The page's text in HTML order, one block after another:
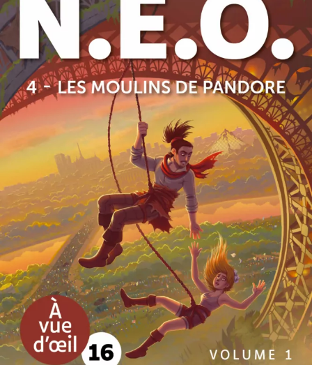
N.É.O. 4 – Les Moulins de Pandore
Michel Bussi
49 €